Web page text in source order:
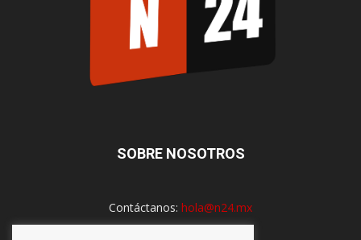
SOBRE NOSOTROS
Contáctanos: hola@n24.mx